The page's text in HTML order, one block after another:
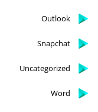
Outlook
Snapchat
Uncategorized
Word